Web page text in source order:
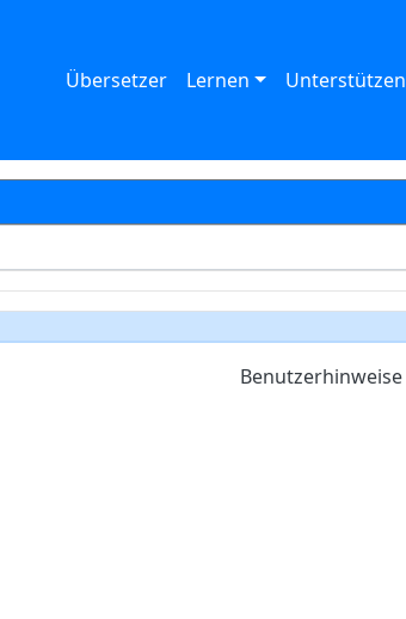
Übersetzer Lernen Unterstützen
Benutzerhinweise